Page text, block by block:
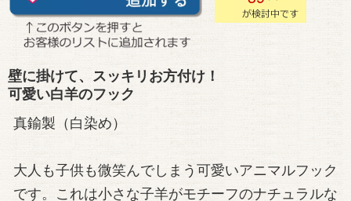
壁に掛けて、スッキリお方付け！
可愛い白羊のフック
真鍮製（白染め）
大人も子供も微笑んでしまう可愛いアニマルフック
です。これは小さな子羊がモチーフのナチュラルな